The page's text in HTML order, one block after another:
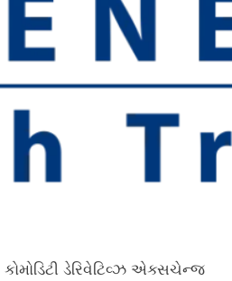
કોમોડિટી ડેરિવેટિવ્ઝ એક્સચેન્જ